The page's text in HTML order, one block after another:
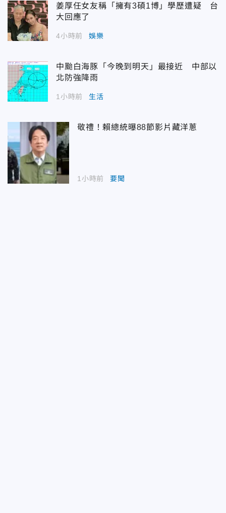
姜厚任女友稱「擁有3碩1博」學歷遭疑 台
大回應了
4小時前 娛樂
中颱白海豚「今晚到明天」最接近 中部以
北防強降雨
1小時前 生活
敬禮！賴總統曝88節影片藏洋蔥
1小時前 要聞